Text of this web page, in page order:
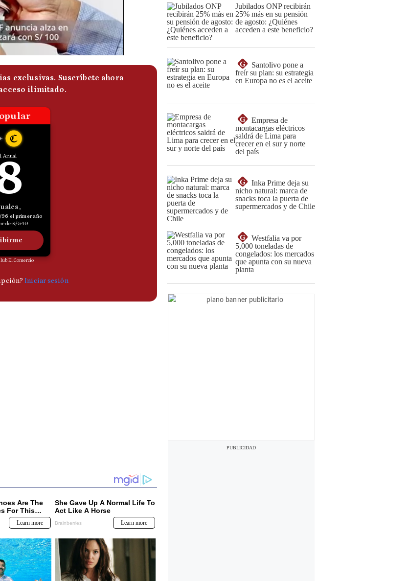
Jubilados ONP recibirán
25% más en su pensión
de agosto: ¿Quiénes
acceden a este beneficio?
G
Santolivo pone a
freír su plan: su estrategia
en Europa no es el aceite
G
Empresa de
montacargas eléctricos
saldrá de Lima para
crecer en el sur y norte
del país
G
Inka Prime deja su
nicho natural: marca de
snacks toca la puerta de
supermercados y de Chile
G
Westfalia va por
5,000 toneladas de
congelados: los mercados
que apunta con su nueva
planta